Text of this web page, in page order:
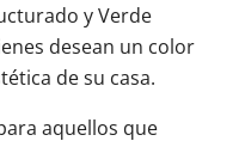
y Verde
desean un color
de su casa.
aquellos que